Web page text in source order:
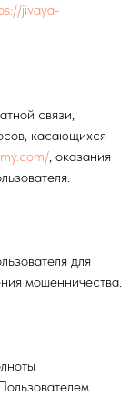
jivaya-
связи,
касающихся
, оказания
для
мошенничества.